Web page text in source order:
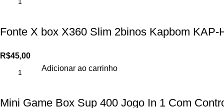
Fonte X box X360 Slim 2binos Kapbom KAP-
R$45,00
Adicionar ao carrinho
Mini Game Box Sup 400 Jogo In 1 Com